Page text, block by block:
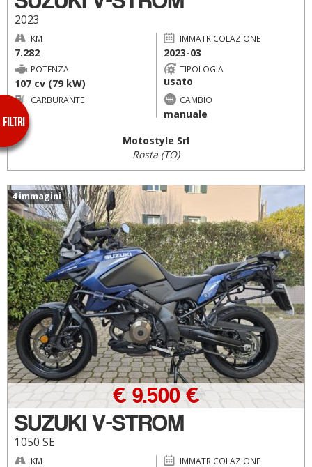
2023
KM
7.282
IMMATRICOLAZIONE
2023-03
POTENZA
107 cv (79 kW)
TIPOLOGIA
usato
CARBURANTE CAMBIO
manuale
Motostyle Srl
Rosta (TO)
4 immagini
SUZUKI V-STROM
1050 SE
€ 9.500 €
KM IMMATRICOLAZIONE